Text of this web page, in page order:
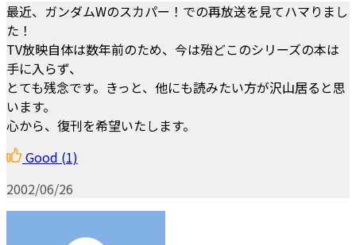
最近、ガンダムWのスカパー！での再放送を見てハマりまし
た！
TV放映自体は数年前のため、今は殆どこのシリーズの本は
手に入らず、
とても残念です。きっと、他にも読みたい方が沢山居ると思
います。
心から、復刊を希望いたします。
Good (1)
2002/06/26